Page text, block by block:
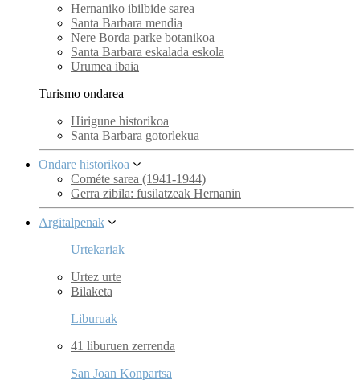
Hernaniko ibilbide sarea
Santa Barbara mendia
Nere Borda parke botanikoa
Santa Barbara eskalada eskola
Urumea ibaia
Turismo ondarea
Hirigune historikoa
Santa Barbara gotorlekua
Ondare historikoa
Cométe sarea (1941-1944)
Gerra zibila: fusilatzeak Hernanin
Argitalpenak
Urtekariak
Urtez urte
Bilaketa
Liburuak
41 liburuen zerrenda
San Joan Konpartsa